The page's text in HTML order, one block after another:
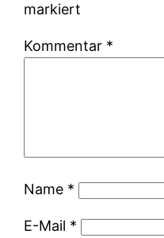
markiert
Kommentar *
Name *
E-Mail *